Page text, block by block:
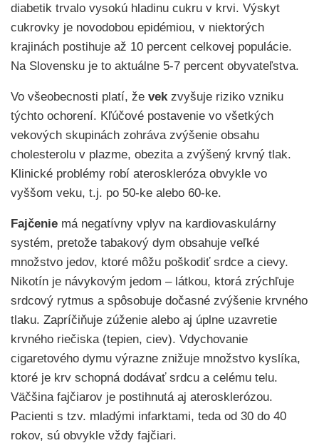
diabetik trvalo vysokú hladinu cukru v krvi. Výskyt
cukrovky je novodobou epidémiou, v niektorých
krajinách postihuje až 10 percent celkovej populácie.
Na Slovensku je to aktuálne 5-7 percent obyvateľstva.
Vo všeobecnosti platí, že vek zvyšuje riziko vzniku
týchto ochorení. Kľúčové postavenie vo všetkých
vekových skupinách zohráva zvýšenie obsahu
cholesterolu v plazme, obezita a zvýšený krvný tlak.
Klinické problémy robí ateroskleróza obvykle vo
vyššom veku, t.j. po 50-ke alebo 60-ke.
Fajčenie má negatívny vplyv na kardiovaskulárny
systém, pretože tabakový dym obsahuje veľké
množstvo jedov, ktoré môžu poškodiť srdce a cievy.
Nikotín je návykovým jedom – látkou, ktorá zrýchľuje
srdcový rytmus a spôsobuje dočasné zvýšenie krvného
tlaku. Zapríčiňuje zúženie alebo aj úplne uzavretie
krvného riečiska (tepien, ciev). Vdychovanie
cigaretového dymu výrazne znižuje množstvo kyslíka,
ktoré je krv schopná dodávať srdcu a celému telu.
Väčšina fajčiarov je postihnutá aj aterosklerózou.
Pacienti s tzv. mladými infarktami, teda od 30 do 40
rokov, sú obvykle vždy fajčiari.